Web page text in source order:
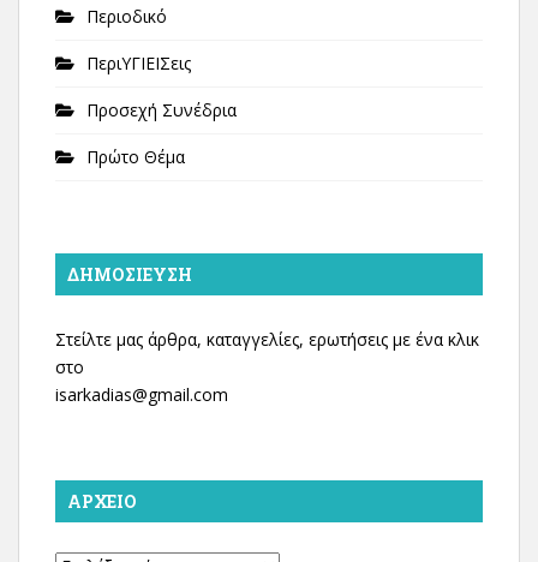
Περιοδικό
ΠεριΥΓΙΕΙΣεις
Προσεχή Συνέδρια
Πρώτο Θέμα
ΔΗΜΟΣΊΕΥΣΗ
Στείλτε μας άρθρα, καταγγελίες, ερωτήσεις με ένα κλικ
στο
isarkadias@gmail.com
ΑΡΧΕΊΟ